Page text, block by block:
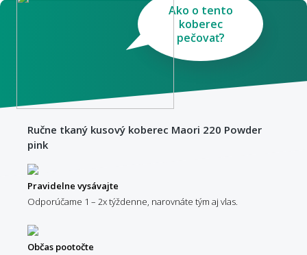
Ako o tento
koberec
pečovať?
Ručne tkaný kusový koberec Maori 220 Powder
pink
Pravidelne vysávajte
Odporúčame 1 – 2x týždenne, narovnáte tým aj vlas.
Občas pootočte